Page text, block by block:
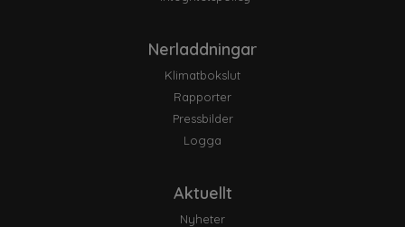
Nerladdningar
Klimatbokslut
Rapporter
Pressbilder
Logga
Aktuellt
Nyheter